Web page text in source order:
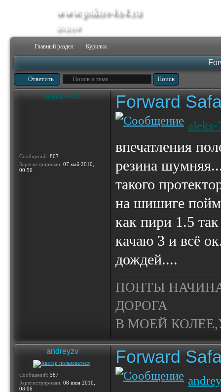
www.pskov4x4.ru
форум
Главный раздел Курилка
Ответить
aleks-700
Сообщений: 807
Зарегистрирован: 07 май 2010,
00:56
Forward
aleks-
впечатления
резина
такого
на шишиге
как пири 1.5
качаю 3 и всё
дождей....
ПОНТЫ
ДОРОГА
В МОЕЙ
andreyzv
Сообщений: 587
Зарегистрирован: 08 июн 2010,
08:06
Forward